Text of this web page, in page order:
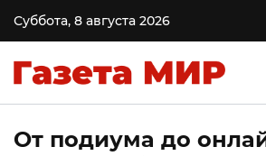
Суббота, 8 августа 2026
От подиума до